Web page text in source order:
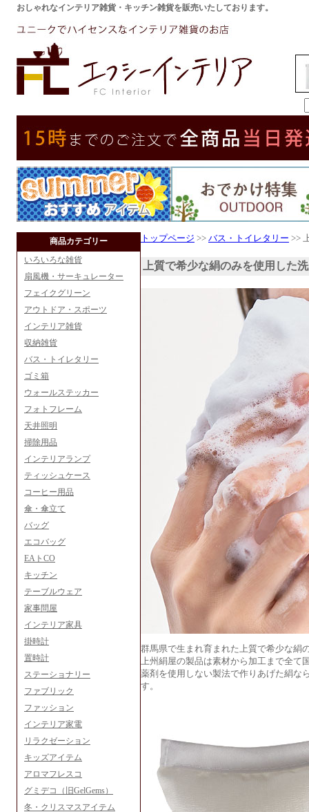
おしゃれなインテリア雑貨・キッチン雑貨を販売いたしております。
商品カテゴリー
いろいろな雑貨
扇風機・サーキュレーター
フェイクグリーン
アウトドア・スポーツ
インテリア雑貨
収納雑貨
バス・トイレタリー
ゴミ箱
ウォールステッカー
フォトフレーム
天井照明
掃除用品
インテリアランプ
ティッシュケース
コーヒー用品
傘・傘立て
バッグ
エコバッグ
EAトCO
キッチン
テーブルウェア
家事問屋
インテリア家具
掛時計
置時計
ステーショナリー
ファブリック
ファッション
インテリア家電
リラクゼーション
キッズアイテム
アロマフレスコ
グミデコ（旧GelGems）
冬・クリスマスアイテム
トップページ >> バス・トイレタリー >>
上質で希少な絹のみを使用した
群馬県で生まれ育まれた上質で希少な絹
上州絹屋の製品は素材から加工まで全て
薬剤を使用しない製法で作りあげた絹な
す。